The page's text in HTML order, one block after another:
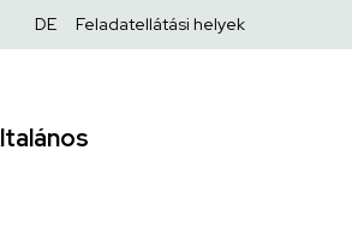
Felső
DE Feladatellátási helyek